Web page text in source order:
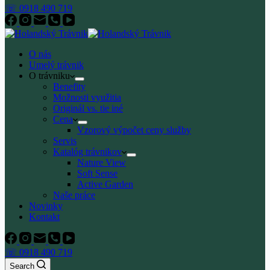
☏ 0918 490 719
O nás
Umelý trávnik
O trávniku
Benefity
Možnosti využitia
Originál vs. tie iné
Cena
Vzorový výpočet ceny služby
Servis
Katalóg trávnikov
Nature View
Soft Sense
Active Garden
Naše práce
Novinky
Kontakt
☏ 0918 490 719
Search